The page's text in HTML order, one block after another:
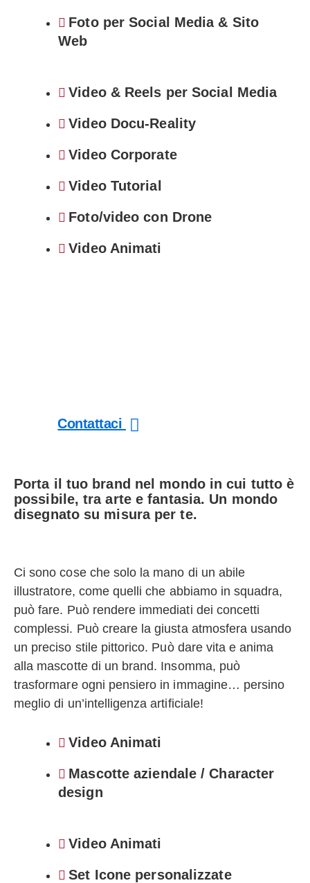
Foto per Social Media & Sito
Web
Video & Reels per Social Media
Video Docu-Reality
Video Corporate
Video Tutorial
Foto/video con Drone
Video Animati
Contattaci
Porta il tuo brand nel mondo in cui tutto è
possibile, tra arte e fantasia. Un mondo
disegnato su misura per te.
Ci sono cose che solo la mano di un abile
illustratore, come quelli che abbiamo in squadra,
può fare. Può rendere immediati dei concetti
complessi. Può creare la giusta atmosfera usando
un preciso stile pittorico. Può dare vita e anima
alla mascotte di un brand. Insomma, può
trasformare ogni pensiero in immagine… persino
meglio di un’intelligenza artificiale!
Video Animati
Mascotte aziendale / Character
design
Video Animati
Set Icone personalizzate